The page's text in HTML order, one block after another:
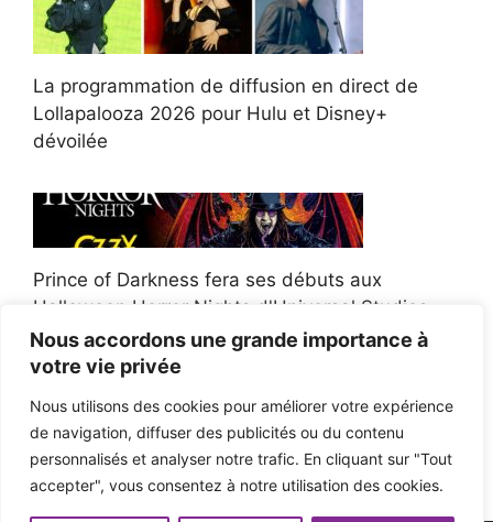
Nous accordons une grande importance à
votre vie privée
Nous utilisons des cookies pour améliorer votre expérience
de navigation, diffuser des publicités ou du contenu
personnalisés et analyser notre trafic. En cliquant sur "Tout
accepter", vous consentez à notre utilisation des cookies.
La programmation de diffusion en direct de
Lollapalooza 2026 pour Hulu et Disney+
dévoilée
Prince of Darkness fera ses débuts aux
Halloween Horror Nights d'Universal Studios
Afroman poursuit un policier de l'Ohio après la
victoire du jury en diffamation